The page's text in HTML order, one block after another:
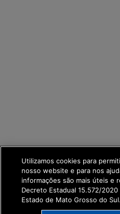
Utilizamos cookies para
nosso website e para nos
informações são mais úteis e
Decreto Estadual 15.572/
Estado de Mato Grosso do Sul.